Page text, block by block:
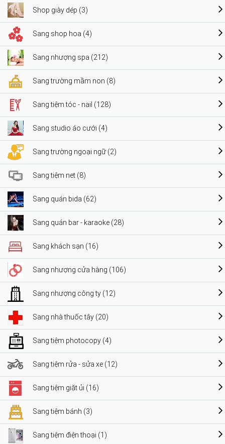
Shop giày dép (3)
Sang shop hoa (4)
Sang nhượng spa (212)
Sang trường mầm non (8)
Sang tiệm tóc - nail (128)
Sang studio áo cưới (4)
Sang trường ngoại ngữ (2)
Sang tiệm net (8)
Sang quán bida (62)
Sang quán bar - karaoke (28)
Sang khách sạn (16)
Sang nhượng cửa hàng (106)
Sang nhượng công ty (12)
Sang nhà thuốc tây (20)
Sang tiệm photocopy (4)
Sang tiệm rửa - sửa xe (12)
Sang tiệm giặt ủi (16)
Sang tiệm bánh (3)
Sang tiệm điện thoại (1)